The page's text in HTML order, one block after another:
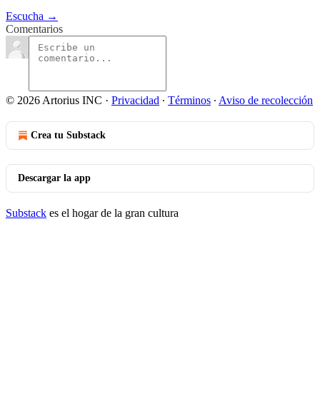
Escucha →
Comentarios
© 2026 Artorius INC · Privacidad ∙ Términos ∙ Aviso de recolección
Crea tu Substack
Descargar la app
Substack es el hogar de la gran cultura